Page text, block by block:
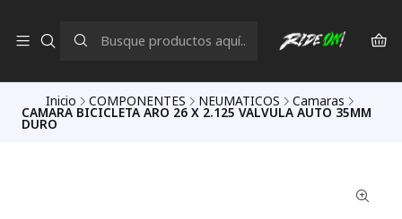
Inicio COMPONENTES NEUMATICOS Camaras
CAMARA BICICLETA ARO 26 X 2.125 VALVULA AUTO 35MM
DURO